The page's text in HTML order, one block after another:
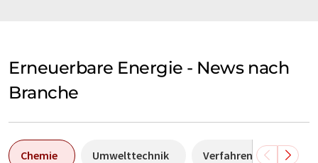
Erneuerbare Energie - News nach
Branche
Chemie Umwelttechnik Verfahrenstechnik